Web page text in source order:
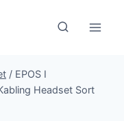
/ EPOS I
Headset Sort